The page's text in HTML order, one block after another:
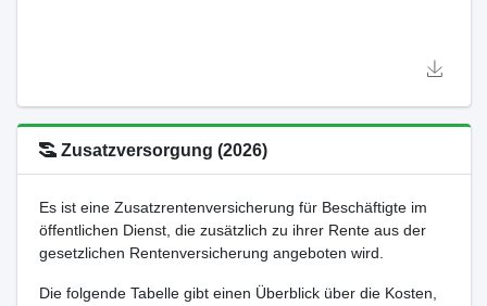
Zusatzversorgung (2026)
Es ist eine Zusatzrentenversicherung für Beschäftigte im
öffentlichen Dienst, die zusätzlich zu ihrer Rente aus der
gesetzlichen Rentenversicherung angeboten wird.
Die folgende Tabelle gibt einen Überblick über die Kosten,